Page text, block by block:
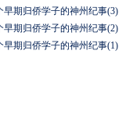
早期归侨学子的神州纪事(3)
早期归侨学子的神州纪事(2)
早期归侨学子的神州纪事(1)